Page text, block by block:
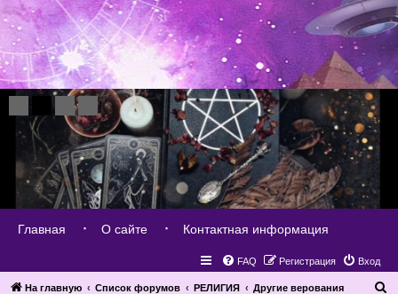
Главная О сайте Контактная информация
Вход
Регистрация
FAQ
На главную Список форумов РЕЛИГИЯ Другие верования